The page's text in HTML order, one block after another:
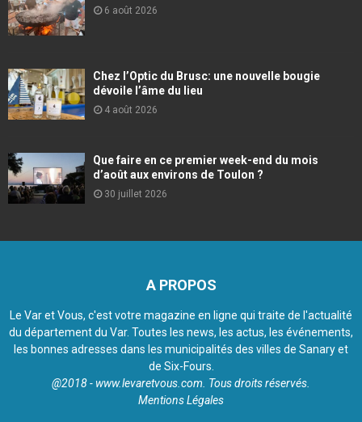
6 août 2026
Chez l’Optic du Brusc: une nouvelle bougie
dévoile l’âme du lieu
4 août 2026
Que faire en ce premier week-end du mois
d’août aux environs de Toulon ?
30 juillet 2026
A PROPOS
Le Var et Vous, c'est votre magazine en ligne qui traite de l'actualité
du département du Var. Toutes les news, les actus, les événements,
les bonnes adresses dans les municipalités des villes de Sanary et
de Six-Fours.
@2018 - www.levaretvous.com. Tous droits réservés.
Mentions Légales